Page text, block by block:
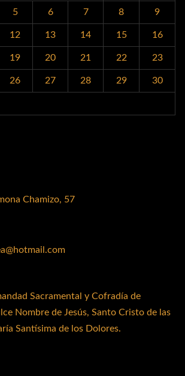
5 6 7 8 9
12 13 14 15 16
19 20 21 22 23
26 27 28 29 30
Chamizo, 57
Sacramental y Cofradía de
Nombre de Jesús, Santo Cristo de las
Santísima de los Dolores.